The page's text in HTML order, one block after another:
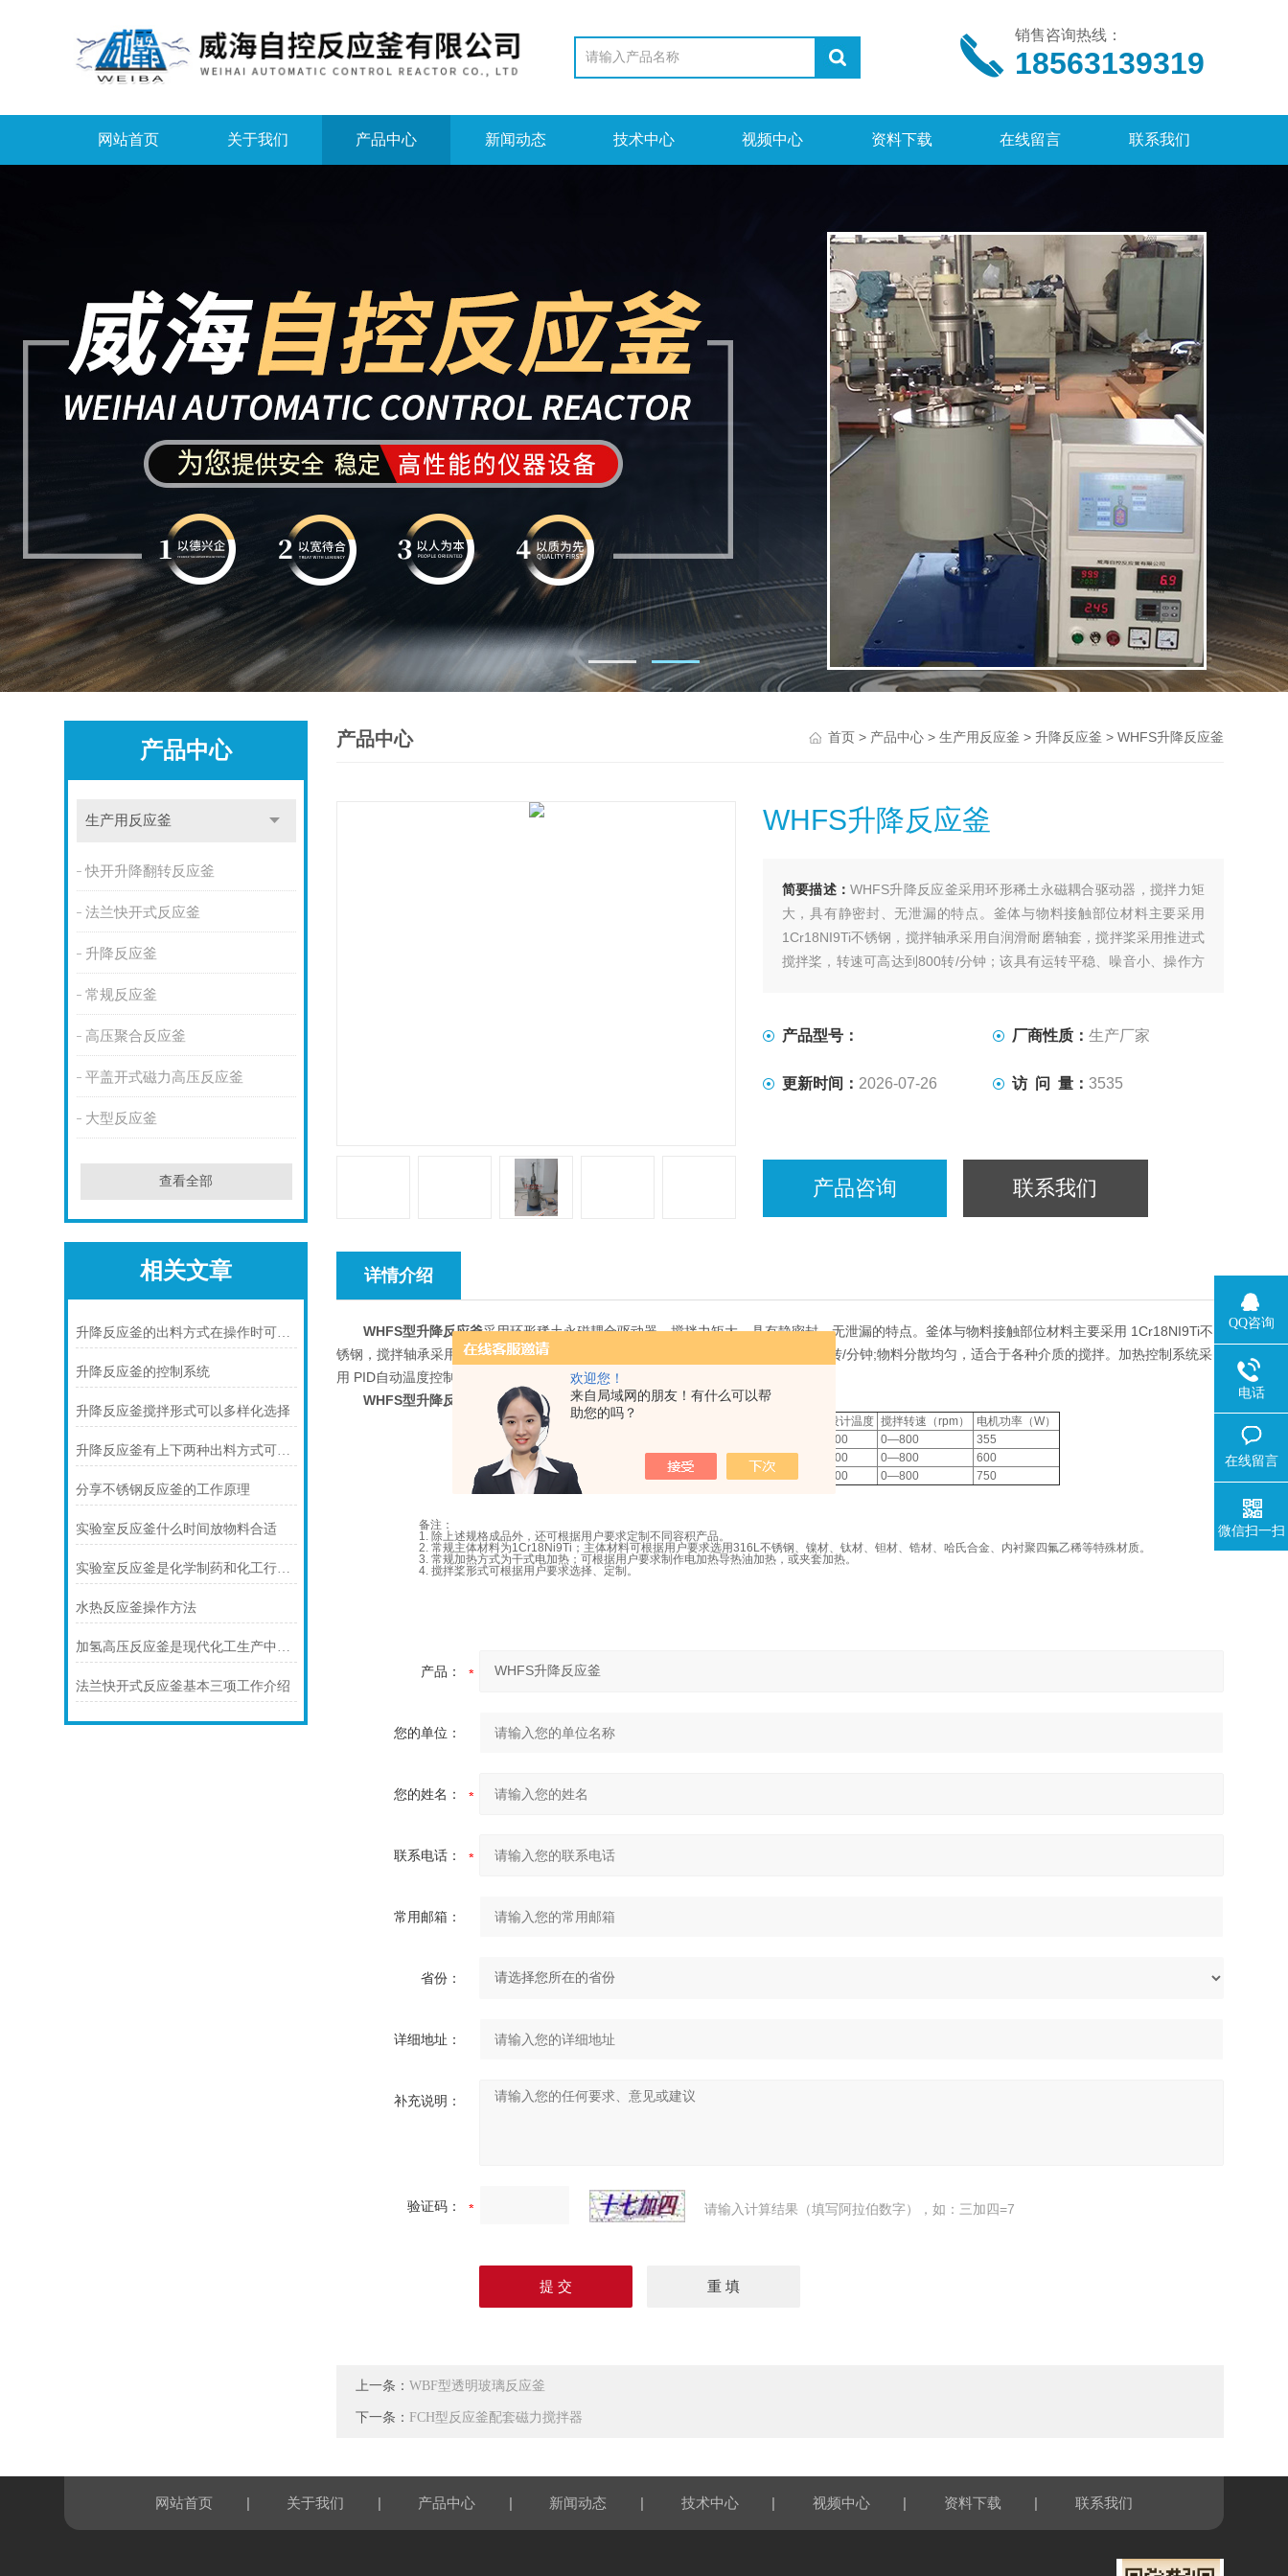
欢迎您！
来自局域网的朋友！有什么可以帮
助您的吗？
销售咨询热线：
18563139319
网站首页 关于我们 产品中心 新闻动态 技术中心 视频中心 资料下载 在线留言 联系我们
产品中心
生产用反应釜
快开升降翻转反应釜
法兰快开式反应釜
升降反应釜
常规反应釜
高压聚合反应釜
平盖开式磁力高压反应釜
大型反应釜
查看全部
相关文章
升降反应釜的出料方式在操作时可任意选择
升降反应釜的控制系统
升降反应釜搅拌形式可以多样化选择
升降反应釜有上下两种出料方式可供选择
分享不锈钢反应釜的工作原理
实验室反应釜什么时间放物料合适
实验室反应釜是化学制药和化工行业中重要的基础设备
水热反应釜操作方法
加氢高压反应釜是现代化工生产中不可少的设备之一
法兰快开式反应釜基本三项工作介绍
产品中心 首页> 产品中心> 生产用反应釜 > 升降反应釜 > WHFS升降反应釜
WHFS升降反应釜
简要描述：WHFS升降反应釜采用环形稀土永磁耦合驱动器，搅拌力矩
大，具有静密封、无泄漏的特点。釜体与物料接触部位材料主要采用
1Cr18NI9Ti不锈钢，搅拌轴承采用自润滑耐磨轴套，搅拌桨采用推进式
搅拌桨，转速可高达到800转/分钟；该具有运转平稳、噪音小、操作方
产品型号： 厂商性质：生产厂家
更新时间： 2026-07-26 访 问 量：3535
产品咨询 联系我们
详情介绍
WHFS型升降反应釜采用环形稀土永磁耦合驱动器，搅拌力矩大，具有静密封、无泄漏的特点。釜体与物料接触部位材料主要采用 1Cr18NI9Ti不
锈钢，搅拌轴承采用自润滑耐磨轴套，搅拌桨采用推进式搅拌桨，转速可高达到800转/分钟;物料分散均匀，适合于各种介质的搅拌。加热控制系统采
用 PID自动温度控制仪表，温度控制精确。
WHFS型升降反应釜 规格与技术参数表：
型号 容积（L） 设计压力（MPa） 设计温度 搅拌转速（rpm）
电机功率（W）
WHFS—5
300 0—800
355
WHFS—10
-0.1—25 -0.1—18 300 0—800
600
WHFS—20
20 -0.1—25 -0.1—18 300 0—800 750
备注：
1. 除上述规格成品外，还可根据用户要求定制不同容积产品。
2. 常规主体材料为1Cr18Ni9Ti；主体材料可根据用户要求选用316L不锈钢、镍材、钛材、钽材、锆材、哈氏合金、内衬聚四氟乙稀等特殊材质。
3. 常规加热方式为干式电加热；可根据用户要求制作电加热导热油加热，或夹套加热。
4. 搅拌桨形式可根据用户要求选择、定制。
产品：
您的单位：
您的姓名：
联系电话：
常用邮箱：
省份：
详细地址：
补充说明：
验证码： 请输入计算结果（填写阿拉伯数字），如：三加四=7
上一条：WBF型透明玻璃反应釜
下一条： FCH型反应釜配套磁力搅拌器
网站首页 | 关于我们 | 产品中心 | 新闻动态 | 技术中心 | 视频中心 | 资料下载 | 联系我们
QQ咨询
电话
在线留言
微信扫一扫